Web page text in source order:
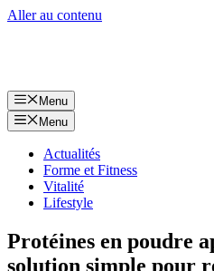
Aller au contenu
Menu
Menu
Actualités
Forme et Fitness
Vitalité
Lifestyle
Protéines en poudre
solution simple pour